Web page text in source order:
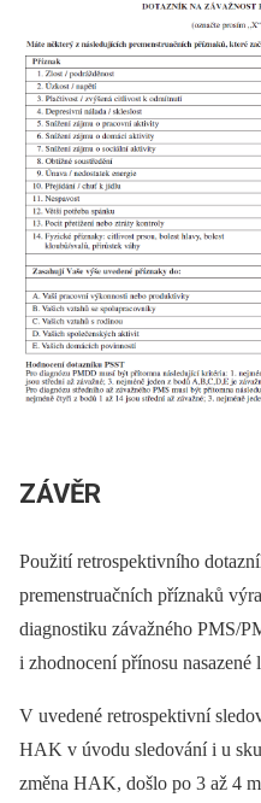
ZÁVĚR
Použití retrospektivního
premenstruačních příznaků
diagnostiku závažného PMS/
i zhodnocení přínosu nasazené
V uvedené retrospektivní
HAK v úvodu sledování i u
změna HAK, došlo po 3 až 4